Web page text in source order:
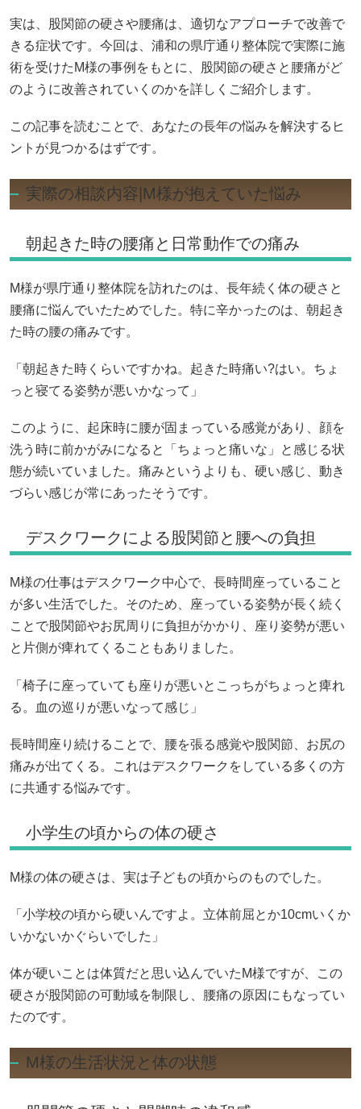
実は、股関節の硬さや腰痛は、適切なアプローチで改善で
きる症状です。今回は、浦和の県庁通り整体院で実際に施
術を受けたM様の事例をもとに、股関節の硬さと腰痛がど
のように改善されていくのかを詳しくご紹介します。
この記事を読むことで、あなたの長年の悩みを解決するヒ
ントが見つかるはずです。
実際の相談内容|M様が抱えていた悩み
朝起きた時の腰痛と日常動作での痛み
M様が県庁通り整体院を訪れたのは、長年続く体の硬さと
腰痛に悩んでいたためでした。特に辛かったのは、朝起き
た時の腰の痛みです。
「朝起きた時くらいですかね。起きた時痛い?はい。ちょ
っと寝てる姿勢が悪いかなって」
このように、起床時に腰が固まっている感覚があり、顔を
洗う時に前かがみになると「ちょっと痛いな」と感じる状
態が続いていました。痛みというよりも、硬い感じ、動き
づらい感じが常にあったそうです。
デスクワークによる股関節と腰への負担
M様の仕事はデスクワーク中心で、長時間座っていること
が多い生活でした。そのため、座っている姿勢が長く続く
ことで股関節やお尻周りに負担がかかり、座り姿勢が悪い
と片側が痺れてくることもありました。
「椅子に座っていても座りが悪いとこっちがちょっと痺れ
る。血の巡りが悪いなって感じ」
長時間座り続けることで、腰を張る感覚や股関節、お尻の
痛みが出てくる。これはデスクワークをしている多くの方
に共通する悩みです。
小学生の頃からの体の硬さ
M様の体の硬さは、実は子どもの頃からのものでした。
「小学校の頃から硬いんですよ。立体前屈とか10cmいくか
いかないかぐらいでした」
体が硬いことは体質だと思い込んでいたM様ですが、この
硬さが股関節の可動域を制限し、腰痛の原因にもなってい
たのです。
M様の生活状況と体の状態